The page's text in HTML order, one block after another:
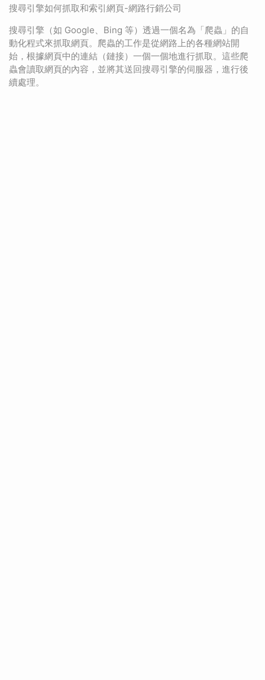
搜尋引擎如何抓取和索引網頁-網路行銷公司
搜尋引擎（如 Google、Bing 等）透過一個名為「爬蟲」的自
動化程式來抓取網頁。爬蟲的工作是從網路上的各種網站開
始，根據網頁中的連結（鏈接）一個一個地進行抓取。這些爬
蟲會讀取網頁的內容，並將其送回搜尋引擎的伺服器，進行後
續處理。